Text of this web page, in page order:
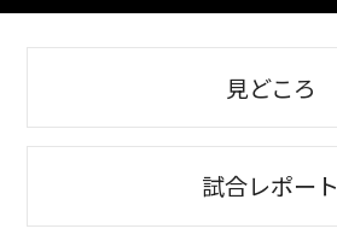
見どころ
試合レポート